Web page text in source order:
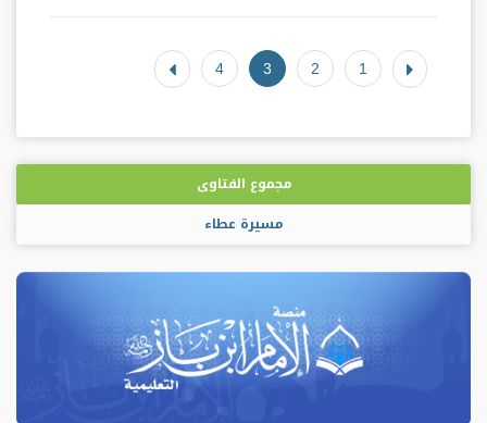
1
2
3
4
مجموع الفتاوى
مسيرة عطاء